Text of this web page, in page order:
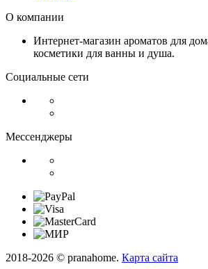
О компании
Интернет-магазин ароматов для
косметики для ванны и душа.
Социальные сети
Мессенджеры
2018-2026 © pranahome. Карта сайта